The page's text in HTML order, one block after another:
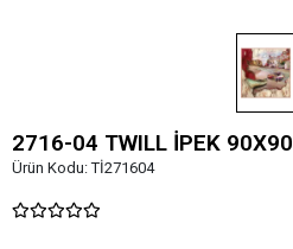
2716-04 TWILL İPEK 90X90
Ürün Kodu:Tİ271604